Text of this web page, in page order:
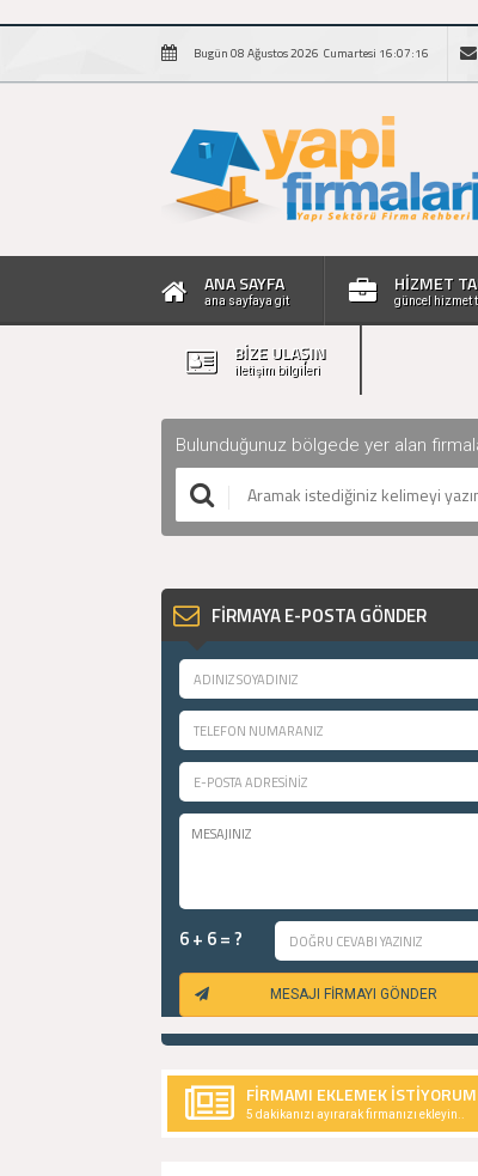
Bugün 08 Ağustos 2026 Cumartesi 16:07:17
ANA SAYFA
ana sayfaya git
HİZMET
güncel hizmet
BİZE ULAŞIN
iletişim bilgileri
Bulunduğunuz bölgede yer alan
FİRMAYA E-POSTA GÖNDER
6 + 6 = ?
MESAJI FİRMAYI GÖNDER
FİRMAMI EKLEMEK İSTİYORUM
5 dakikanızı ayırarak firmanızı ekleyin..